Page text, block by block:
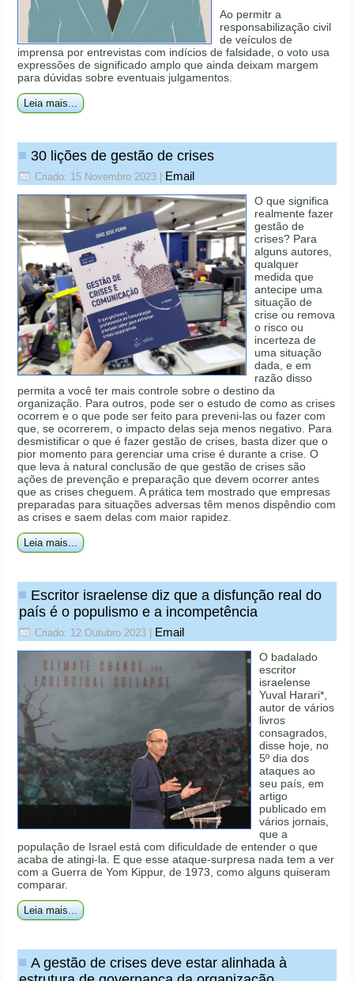
Ao permitr a
responsabilização civil
de veículos de
imprensa por entrevistas com indícios de falsidade, o voto usa
expressões de significado amplo que ainda deixam margem
para dúvidas sobre eventuais julgamentos.
Leia mais...
30 lições de gestão de crises
Criado: 15 Novembro 2023 Email
O que significa
realmente fazer
gestão de
crises? Para
alguns autores,
qualquer
medida que
antecipe uma
situação de
crise ou remova
o risco ou
incerteza de
uma situação
dada, e em
razão disso
permita a você ter mais controle sobre o destino da
organização. Para outros, pode ser o estudo de como as crises
ocorrem e o que pode ser feito para preveni-las ou fazer com
que, se ocorrerem, o impacto delas seja menos negativo. Para
desmistificar o que é fazer gestão de crises, basta dizer que o
pior momento para gerenciar uma crise é durante a crise. O
que leva à natural conclusão de que gestão de crises são
ações de prevenção e preparação que devem ocorrer antes
que as crises cheguem. A prática tem mostrado que empresas
preparadas para situações adversas têm menos dispêndio com
as crises e saem delas com maior rapidez.
Leia mais...
Escritor israelense diz que a disfunção real do
país é o populismo e a incompetência
Criado: 12 Outubro 2023 Email
O badalado
escritor
israelense
Yuval Harari*,
autor de vários
livros
consagrados,
disse hoje, no
5º dia dos
ataques ao
seu país, em
artigo
publicado em
vários jornais,
que a
população de Israel está com dificuldade de entender o que
acaba de atingi-la. E que esse ataque-surpresa nada tem a ver
com a Guerra de Yom Kippur, de 1973, como alguns quiseram
comparar.
Leia mais...
A gestão de crises deve estar alinhada à